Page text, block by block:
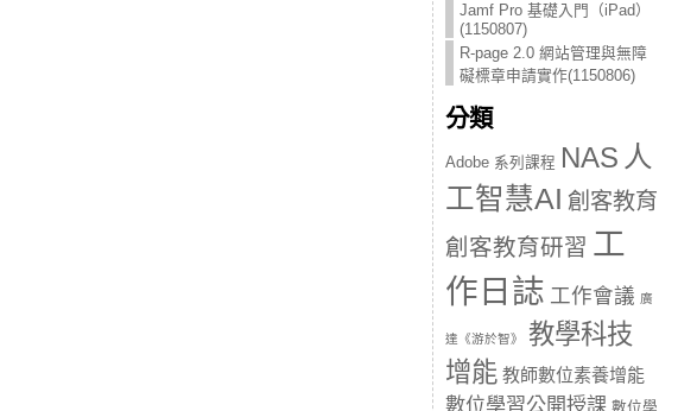
Jamf Pro 基礎入門（iPad）
(1150807)
R-page 2.0 網站管理與無障
礙標章申請實作(1150806)
分類
Adobe 系列課程 NAS 人
工智慧AI 創客教育
創客教育研習 工
作日誌 工作會議 廣
達《游於智》
教學科技
增能 教師數位素養增能
數位學習公開授課 數位學